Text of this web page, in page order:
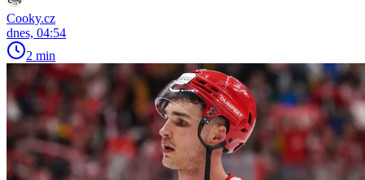
Cooky.cz
dnes, 04:54
2 min